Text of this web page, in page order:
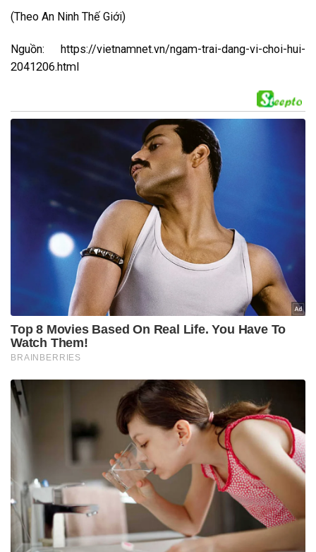
(Theo An Ninh Thế Giới)
Nguồn: https://vietnamnet.vn/ngam-trai-dang-vi-choi-hui-
2041206.html